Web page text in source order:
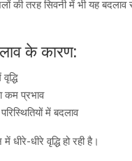
की तरह सिवनी में भी यह बदलाव
के कारण:
कम प्रभाव
में बदलाव
धीरे-धीरे वृद्धि हो रही है।